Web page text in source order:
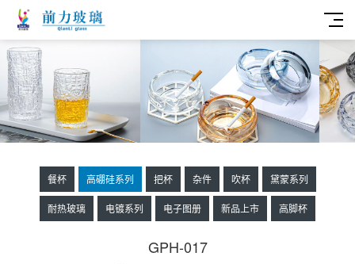
餐杯 高硼硅系列 把杯 杂件 吹杯 黛蒙系列
耐热玻璃 电镀系列 电子图册 新品上市 高脚杯
GPH-017